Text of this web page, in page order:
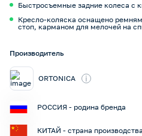
Быстросъемные задние колеса с
Кресло-коляска оснащено
стоп, карманом для мелочей на
Производитель
ORTONICA i
РОССИЯ - родина бренда
КИТАЙ - страна производства